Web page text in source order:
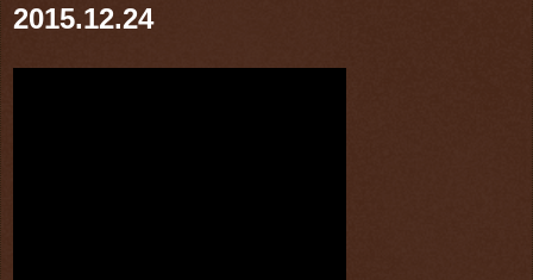
2015.12.24